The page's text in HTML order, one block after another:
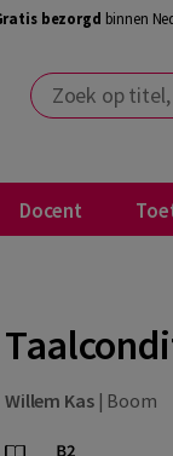
bezorgd binnen
Zoek op titel,
Docent
Willem Kas| Boom